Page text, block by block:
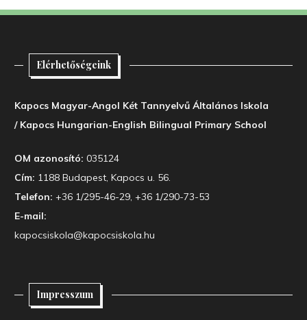
Elérhetőségeink
Kapocs Magyar-Angol Két Tannyelvű Általános Iskola
/ Kapocs Hungarian-English Bilingual Primary School
OM azonosító: 035124
Cím: 1188 Budapest, Kapocs u. 56.
Telefon: +36 1/295-46-29, +36 1/290-73-53
E-mail:
kapocsiskola@kapocsiskola.hu
Impresszum